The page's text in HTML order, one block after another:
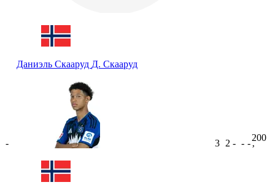
Даниэль Скааруд Д. Скааруд
- 3 2 - - -
200
ʼ